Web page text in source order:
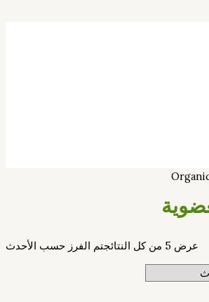
عرض ⁦5⁩ من كل النتائج تم الفرز حسب الأحدث